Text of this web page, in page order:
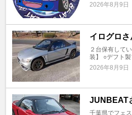
2026年8月9日
イログロ
２台保有して
装】 ○デフト製
2026年8月9日
JUNBEAT
千葉県でフェ